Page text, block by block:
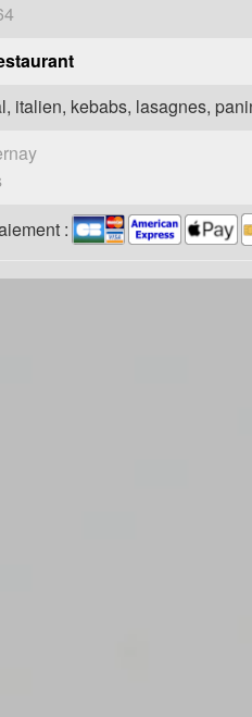
italien, kebabs, lasagnes,
: